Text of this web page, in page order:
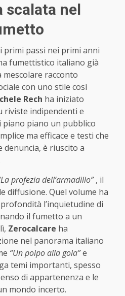
scalata nel
primi passi nei primi anni
fumettistico italiano già
racconto
con uno stile così
Rech ha iniziato
riviste indipendenti e
piano un pubblico
ma efficace e testi che
è riuscito a
profezia dell’armadillo”, il
diffusione. Quel volume ha
l’inquietudine di
il fumetto a un
Zerocalcare ha
nel panorama italiano
“Un polpo alla gola”e
temi importanti, spesso
di appartenenza e le
mondo incerto.